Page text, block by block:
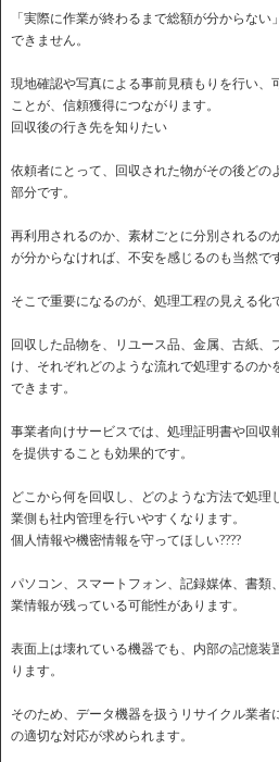
「実際に作業が終わるまで総額が分からな
できません。
現地確認や写真による事前見積もりを行い、
ことが、信頼獲得につながります。
回収後の行き先を知りたい
依頼者にとって、回収された物がその後どの
部分です。
再利用されるのか、素材ごとに分別されるの
が分からなければ、不安を感じるのも当然で
そこで重要になるのが、処理工程の見える化
回収した品物を、リユース品、金属、古紙
け、それぞれどのような流れで処理するのか
できます。
事業者向けサービスでは、処理証明書や回収
を提供することも効果的です。
どこから何を回収し、どのような方法で処
業側も社内管理を行いやすくなります。
個人情報や機密情報を守ってほしい????
パソコン、スマートフォン、記録媒体、書類
業情報が残っている可能性があります。
表面上は壊れている機器でも、内部の記憶装
ります。
そのため、データ機器を扱うリサイクル業者
の適切な対応が求められます。